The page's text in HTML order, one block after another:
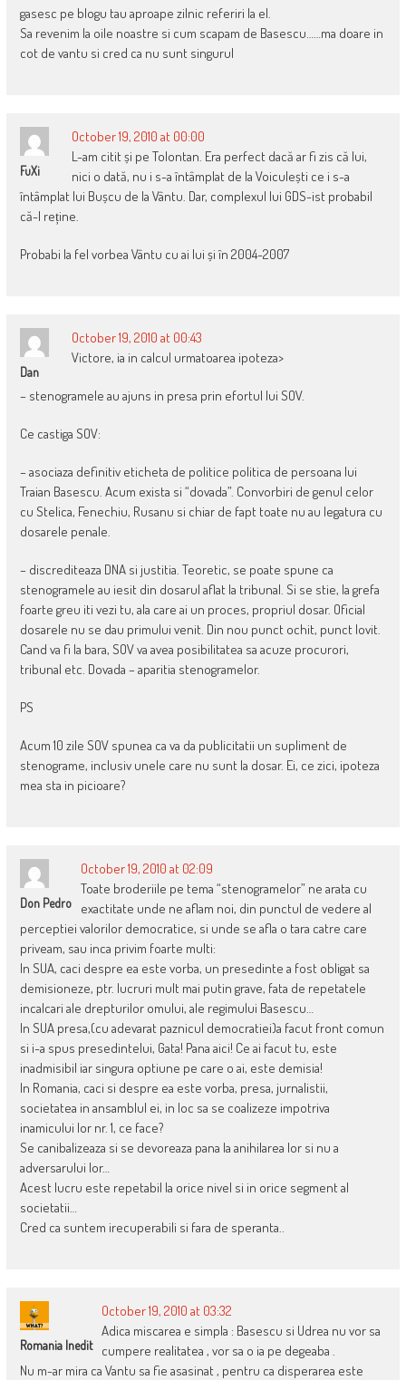
gasesc pe blogu tau aproape zilnic referiri la el.
Sa revenim la oile noastre si cum scapam de Basescu……ma doare in
cot de vantu si cred ca nu sunt singurul
FuXi
October 19, 2010 at 00:00
L-am citit și pe Tolontan. Era perfect dacă ar fi zis că lui,
nici o dată, nu i s-a întâmplat de la Voiculești ce i s-a
întâmplat lui Bușcu de la Vântu. Dar, complexul lui GDS-ist probabil
că-l reține.
Probabi la fel vorbea Vântu cu ai lui și în 2004-2007
Dan
October 19, 2010 at 00:43
Victore, ia in calcul urmatoarea ipoteza>
– stenogramele au ajuns in presa prin efortul lui SOV.
Ce castiga SOV:
– asociaza definitiv eticheta de politice politica de persoana lui
Traian Basescu. Acum exista si “dovada”. Convorbiri de genul celor
cu Stelica, Fenechiu, Rusanu si chiar de fapt toate nu au legatura cu
dosarele penale.
– discrediteaza DNA si justitia. Teoretic, se poate spune ca
stenogramele au iesit din dosarul aflat la tribunal. Si se stie, la grefa
foarte greu iti vezi tu, ala care ai un proces, propriul dosar. Oficial
dosarele nu se dau primului venit. Din nou punct ochit, punct lovit.
Cand va fi la bara, SOV va avea posibilitatea sa acuze procurori,
tribunal etc. Dovada – aparitia stenogramelor.
PS
Acum 10 zile SOV spunea ca va da publicitatii un supliment de
stenograme, inclusiv unele care nu sunt la dosar. Ei, ce zici, ipoteza
mea sta in picioare?
Don Pedro
October 19, 2010 at 02:09
Toate broderiile pe tema “stenogramelor” ne arata cu
exactitate unde ne aflam noi, din punctul de vedere al
perceptiei valorilor democratice, si unde se afla o tara catre care
priveam, sau inca privim foarte multi:
In SUA, caci despre ea este vorba, un presedinte a fost obligat sa
demisioneze, ptr. lucruri mult mai putin grave, fata de repetatele
incalcari ale drepturilor omului, ale regimului Basescu…
In SUA presa,(cu adevarat paznicul democratiei)a facut front comun
si i-a spus presedintelui, Gata! Pana aici! Ce ai facut tu, este
inadmisibil iar singura optiune pe care o ai, este demisia!
In Romania, caci si despre ea este vorba, presa, jurnalistii,
societatea in ansamblul ei, in loc sa se coalizeze impotriva
inamicului lor nr. 1, ce face?
Se canibalizeaza si se devoreaza pana la anihilarea lor si nu a
adversarului lor…
Acest lucru este repetabil la orice nivel si in orice segment al
societatii…
Cred ca suntem irecuperabili si fara de speranta..
Romania Inedit
October 19, 2010 at 03:32
Adica miscarea e simpla : Basescu si Udrea nu vor sa
cumpere realitatea , vor sa o ia pe degeaba .
Nu m-ar mira ca Vantu sa fie asasinat , pentru ca disperarea este